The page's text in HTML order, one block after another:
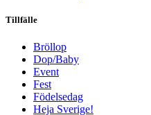
Tillfälle
Bröllop
Dop/Baby
Event
Fest
Födelsedag
Heja Sverige!